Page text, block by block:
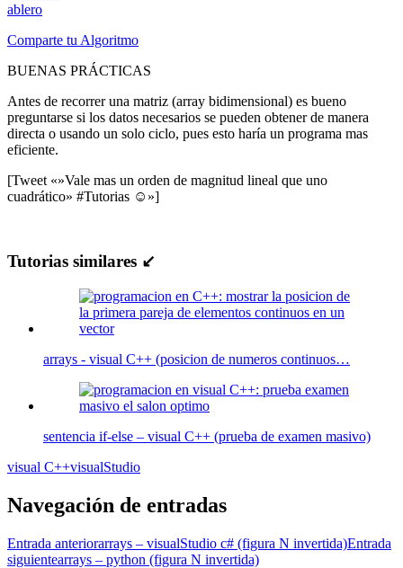
ablero
Comparte tu Algoritmo
BUENAS PRÁCTICAS
Antes de recorrer una matriz (array bidimensional) es bueno
preguntarse si los datos necesarios se pueden obtener de manera
directa o usando un solo ciclo, pues esto haría un programa mas
eficiente.
[Tweet «»Vale mas un orden de magnitud lineal que uno
cuadrático» #Tutorias ☺»]
Tutorias similares ↙
arrays - visual C++ (posicion de numeros continuos…
sentencia if-else – visual C++ (prueba de examen masivo)
visual C++visualStudio
Navegación de entradas
Entrada anteriorarrays – visualStudio c# (figura N invertida)Entrada
siguientearrays – python (figura N invertida)